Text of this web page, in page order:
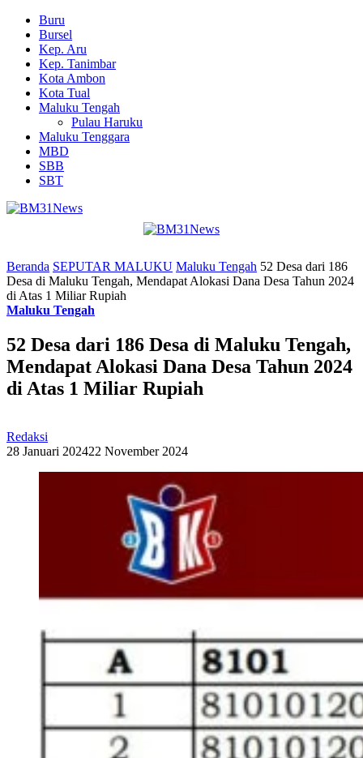
Buru
Bursel
Kep. Aru
Kep. Tanimbar
Kota Ambon
Kota Tual
Maluku Tengah
Pulau Haruku
Maluku Tenggara
MBD
SBB
SBT
Beranda SEPUTAR MALUKU Maluku Tengah 52 Desa dari 186
Desa di Maluku Tengah, Mendapat Alokasi Dana Desa Tahun 2024
di Atas 1 Miliar Rupiah
Maluku Tengah
52 Desa dari 186 Desa di Maluku Tengah,
Mendapat Alokasi Dana Desa Tahun 2024
di Atas 1 Miliar Rupiah
Redaksi
28 Januari 202422 November 2024